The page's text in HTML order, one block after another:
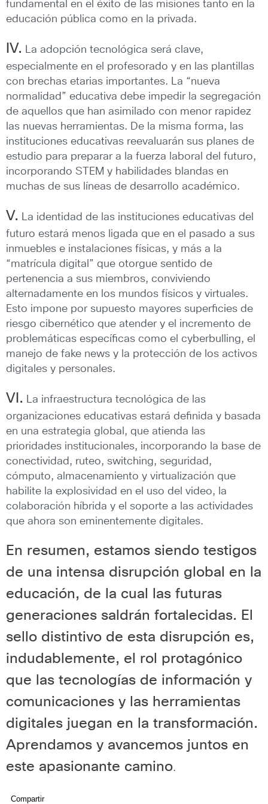
fundamental en el éxito de las misiones tanto en la
educación pública como en la privada.
IV. La adopción tecnológica será clave,
especialmente en el profesorado y en las plantillas
con brechas etarias importantes. La “nueva
normalidad” educativa debe impedir la segregación
de aquellos que han asimilado con menor rapidez
las nuevas herramientas. De la misma forma, las
instituciones educativas reevaluarán sus planes de
estudio para preparar a la fuerza laboral del futuro,
incorporando STEM y habilidades blandas en
muchas de sus líneas de desarrollo académico.
V. La identidad de las instituciones educativas del
futuro estará menos ligada que en el pasado a sus
inmuebles e instalaciones físicas, y más a la
“matrícula digital” que otorgue sentido de
pertenencia a sus miembros, conviviendo
alternadamente en los mundos físicos y virtuales.
Esto impone por supuesto mayores superficies de
riesgo cibernético que atender y el incremento de
problemáticas específicas como el cyberbulling, el
manejo de fake news y la protección de los activos
digitales y personales.
VI. La infraestructura tecnológica de las
organizaciones educativas estará definida y basada
en una estrategia global, que atienda las
prioridades institucionales, incorporando la base de
conectividad, ruteo, switching, seguridad,
cómputo, almacenamiento y virtualización que
habilite la explosividad en el uso del video, la
colaboración híbrida y el soporte a las actividades
que ahora son eminentemente digitales.
En resumen, estamos siendo testigos
de una intensa disrupción global en la
educación, de la cual las futuras
generaciones saldrán fortalecidas. El
sello distintivo de esta disrupción es,
indudablemente, el rol protagónico
que las tecnologías de información y
comunicaciones y las herramientas
digitales juegan en la transformación.
Aprendamos y avancemos juntos en
este apasionante camino.
Compartir